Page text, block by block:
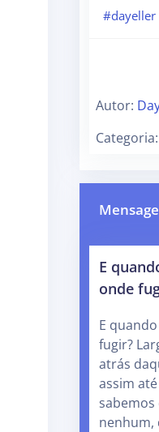
#dayeller
Autor:
Categoria:
E
onde
E
fugir?
atrás
assim
nenhum,